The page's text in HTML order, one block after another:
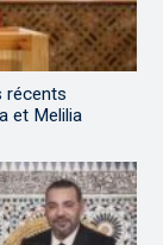
récents
et Melilia